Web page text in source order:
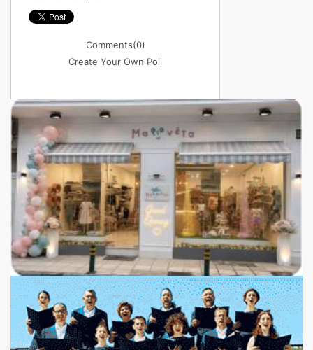
Comments(0)
Create Your Own Poll